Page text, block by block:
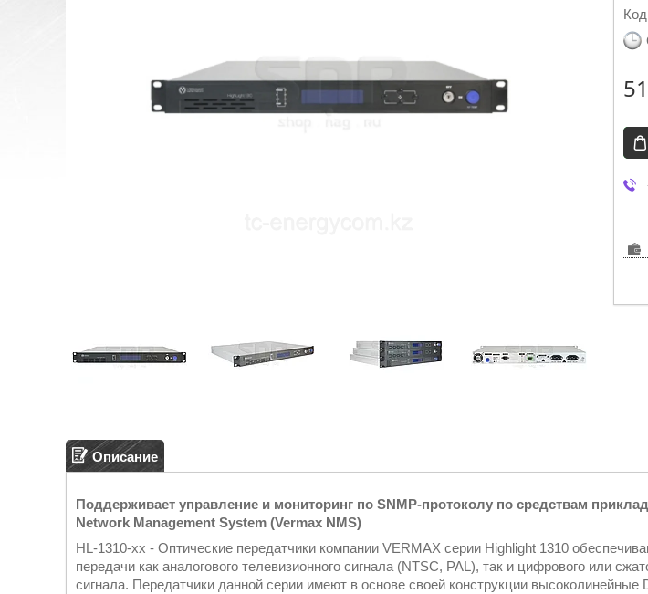
Описание
Поддерживает управление и мониторинг по SNMP-протоколу по средствам
Network Management System (Vermax NMS)
HL-1310-xx - Оптические передатчики компании VERMAX серии Highlight 1310
передачи как аналогового телевизионного сигнала (NTSC, PAL), так и цифрового или
сигнала. Передатчики данной серии имеют в основе своей конструкции высоколинейные